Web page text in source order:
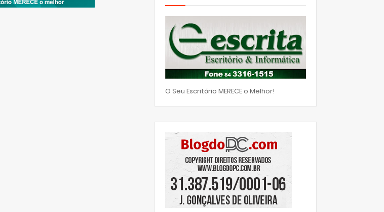
O Seu Escritório MERECE o Melhor!